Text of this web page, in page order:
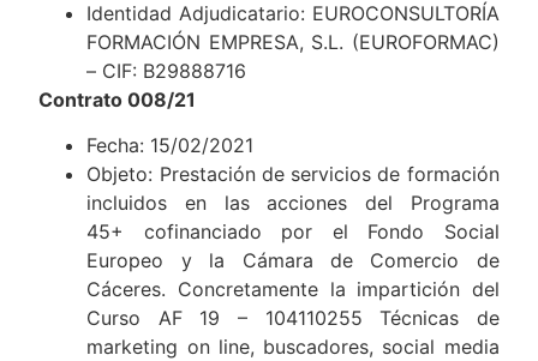
Identidad Adjudicatario: EUROCONSULTORÍA
FORMACIÓN EMPRESA, S.L. (EUROFORMAC)
– CIF: B29888716
Contrato 008/21
Fecha: 15/02/2021
Objeto: Prestación de servicios de formación
incluidos en las acciones del Programa
45+ cofinanciado por el Fondo Social
Europeo y la Cámara de Comercio de
Cáceres. Concretamente la impartición del
Curso AF 19 – 104110255 Técnicas de
marketing on line, buscadores, social media